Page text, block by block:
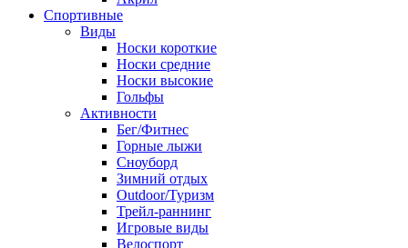
Спортивные
Виды
Носки короткие
Носки средние
Носки высокие
Гольфы
Активности
Бег/Фитнес
Горные лыжи
Сноуборд
Зимний отдых
Outdoor/Туризм
Трейл-раннинг
Игровые виды
Велоспорт